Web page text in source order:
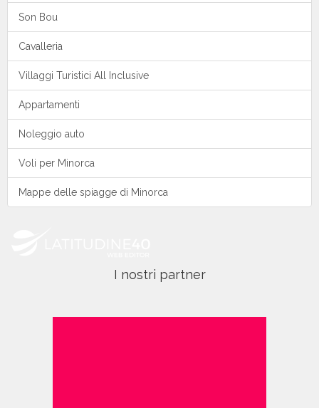
Son Bou
Cavalleria
Villaggi Turistici All Inclusive
Appartamenti
Noleggio auto
Voli per Minorca
Mappe delle spiagge di Minorca
I nostri partner